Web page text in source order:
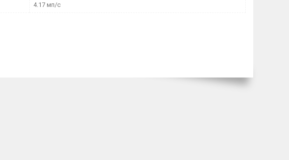
4.17 мп/с